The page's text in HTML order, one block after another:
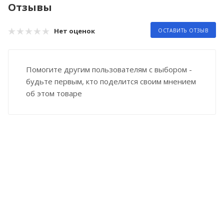
Отзывы
Нет оценок ОСТАВИТЬ ОТЗЫВ
Помогите другим пользователям с выбором -
будьте первым, кто поделится своим мнением
об этом товаре